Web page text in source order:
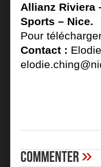
Allianz Riviera
Sports – Nice.
Pour
Contact :
Commenter»